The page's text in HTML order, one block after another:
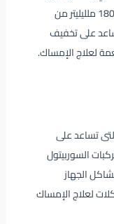
تليين البراز وقد وجدت بعض الأبحاث أن تناول 180 ملليليتر من
على تخفيف
لعلاج الإمساك.
تساعد على
السوربيتول
الجهاز
لعلاج الإمساك